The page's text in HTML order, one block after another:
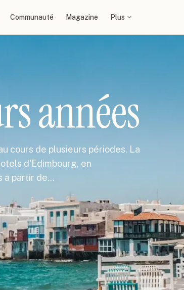
Communauté Magazine Plus
années
cours de plusieurs périodes. La
d'Edimbourg, en
a partir de…